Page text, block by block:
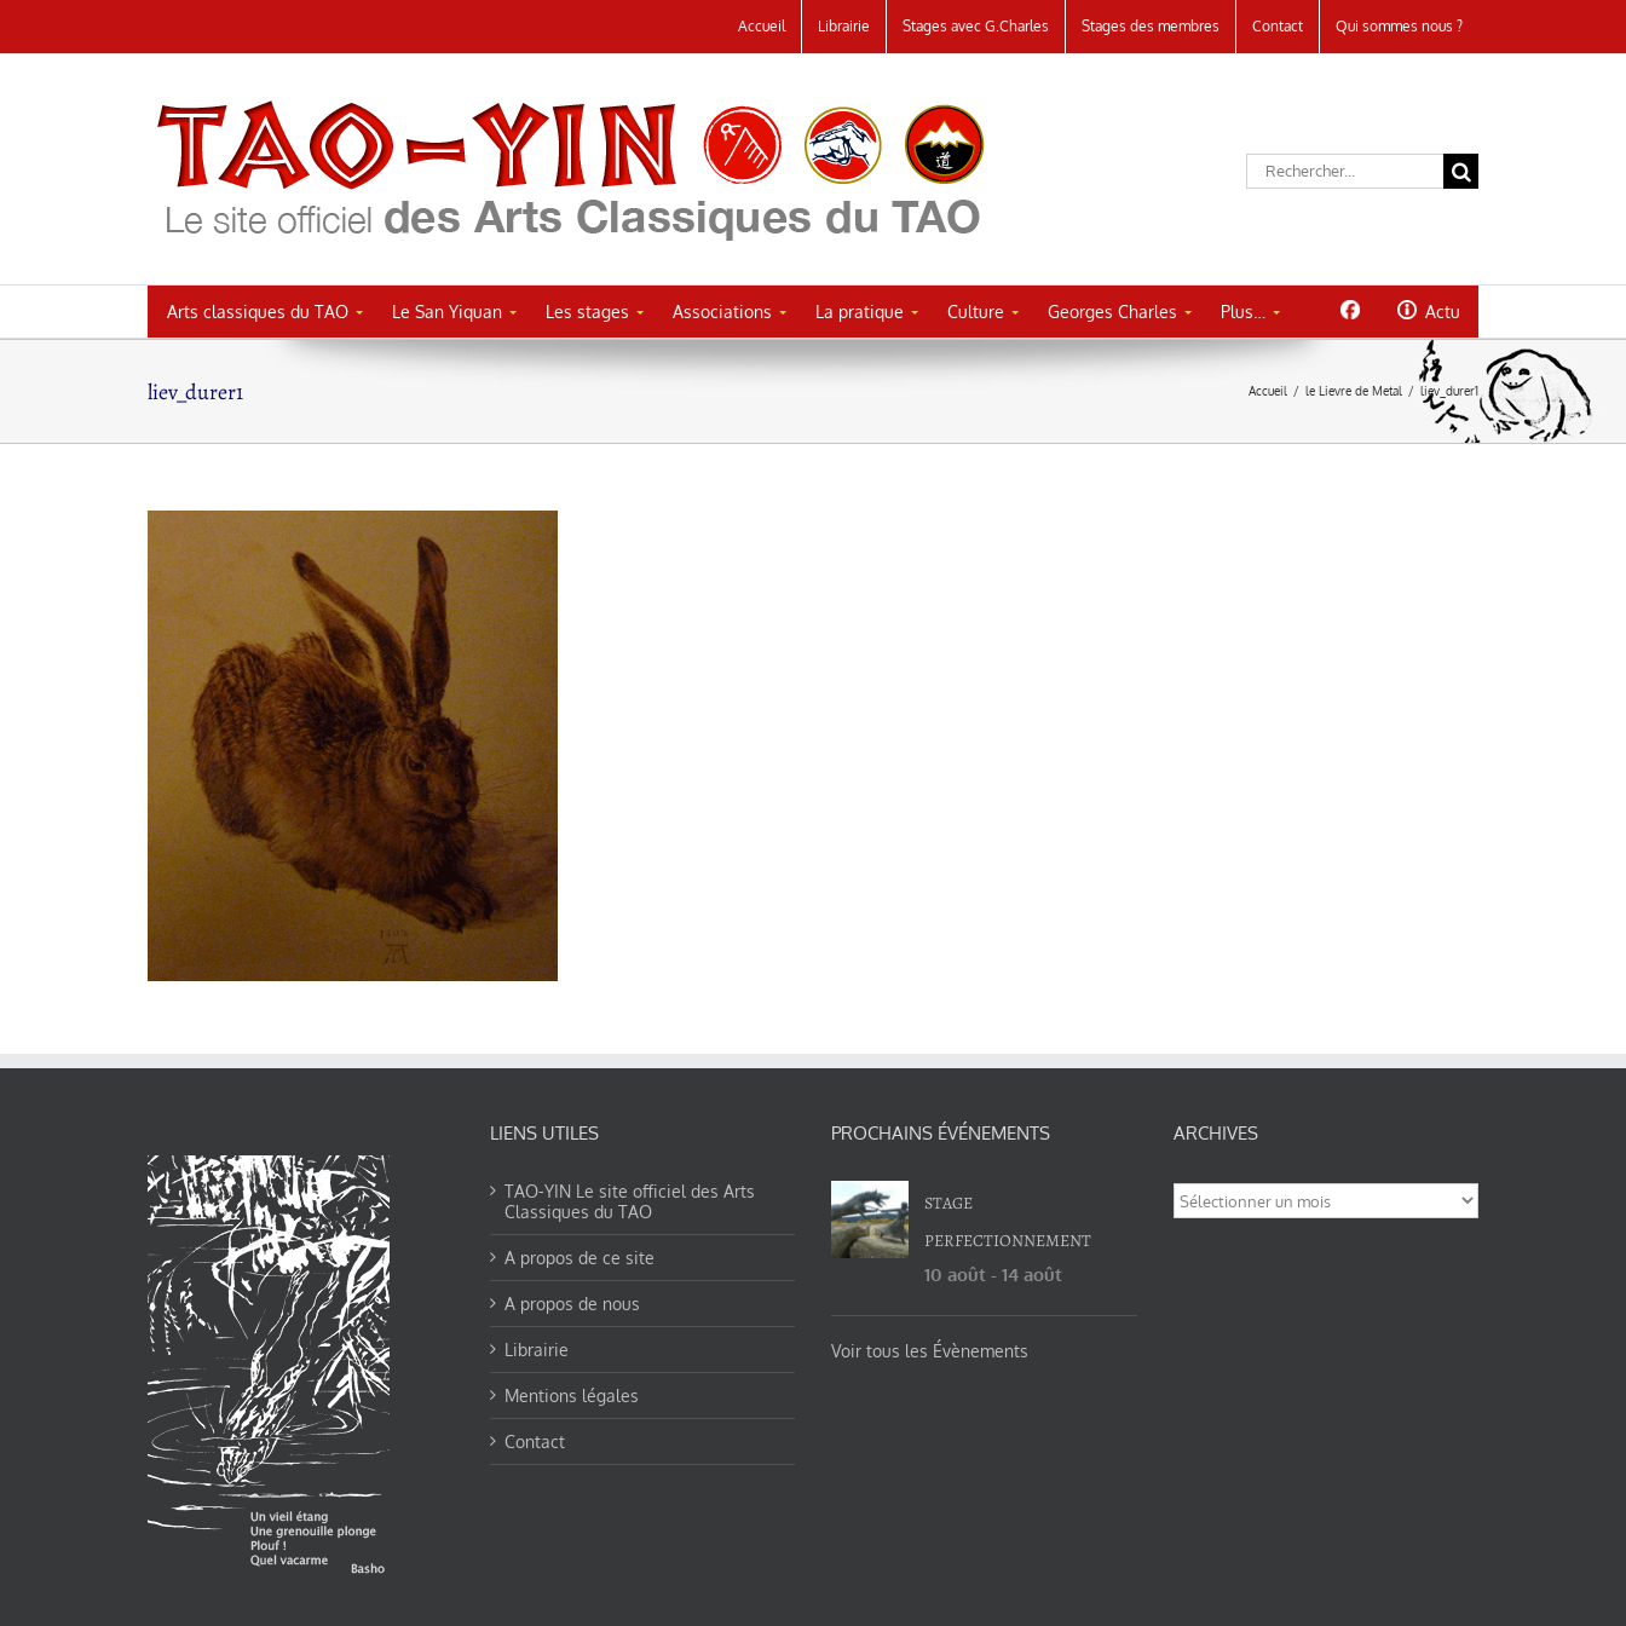
au
Accueil Librairie Stages avec G.Charles Stages des membres Contact Qui sommes nous ?
Rechercher:
Arts classiques du TAO Le San Yiquan Les stages Associations La pratique Culture Georges Charles Plus… Actu
liev_durer1 Accueil / le Lievre de Metal / liev_durer1
LIENS UTILES
TAO-YIN Le site officiel des Arts
Classiques du TAO
A propos de ce site
A propos de nous
Librairie
Mentions légales
Contact
PROCHAINS ÉVÉNEMENTS
STAGE
PERFECTIONNEMENT
10 août - 14 août
Voir tous les Évènements
ARCHIVES
Archives